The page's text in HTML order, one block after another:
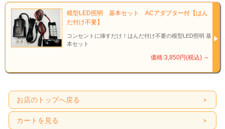
模型LED照明 基本セット ACアダプター付【はん
だ付け不要】
コンセントに挿すだけ！はんだ付け不要の模型LED照明 基
本セット
価格:3,850円(税込) ～
お店のトップへ戻る
カートを見る